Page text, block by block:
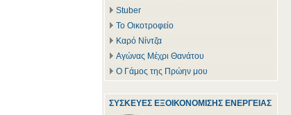
Stuber
Το Οικοτροφείο
Καρό Νίντζα
Αγώνας Μέχρι Θανάτου
Ο Γάμος της Πρώην μου
ΣΥΣΚΕΥΕΣ ΕΞΟΙΚΟΝΟΜΙΣΗΣ ΕΝΕΡΓΕΙΑΣ